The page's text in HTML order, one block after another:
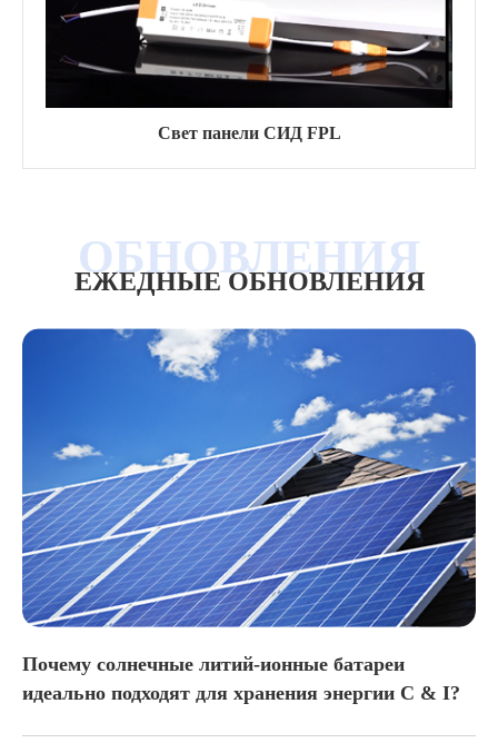
Свет панели СИД FPL
ЕЖЕДНЫЕ ОБНОВЛЕНИЯ
Почему солнечные литий-ионные батареи
идеально подходят для хранения энергии C & I?